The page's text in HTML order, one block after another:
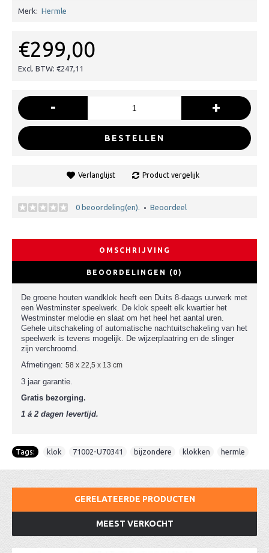
Merk: Hermle
€299,00
Excl. BTW: €247,11
- +
BESTELLEN
Verlanglijst Product vergelijk
0 beoordeling(en). • Beoordeel
OMSCHRIJVING
BEOORDELINGEN (0)
De groene houten wandklok heeft een Duits 8-daags uurwerk met
een Westminster speelwerk. De klok speelt elk kwartier het
Westminster melodie en slaat om het heel het aantal uren.
Gehele uitschakeling of automatische nachtuitschakeling van het
speelwerk is tevens mogelijk. De wijzerplaatring en de slinger
zijn verchroomd.
Afmetingen: 58 x 22,5 x 13 cm
3 jaar garantie.
Gratis bezorging.
1 á 2 dagen levertijd.
Tags: klok 71002-U70341 bijzondere klokken hermle
GERELATEERDE PRODUCTEN
MEEST VERKOCHT